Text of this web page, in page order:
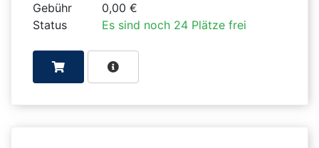
Gebühr
0,00 €
Status
Es sind noch 24 Plätze frei